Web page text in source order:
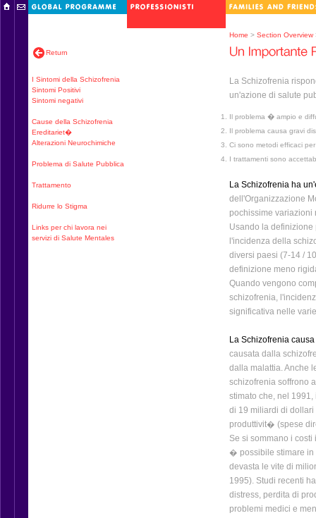
Home > Section Overview
Return
I Sintomi della Schizofrenia
Sintomi Positivi
Sintomi negativi
Cause della Schizofrenia
Ereditariet�
Alterazioni Neurochimiche
Problema di Salute Pubblica
Trattamento
Ridurre lo Stigma
Links per chi lavora nei
servizi di Salute Mentales
La Schizofrenia
un'azione di salute
Il problema � ampio e
Il problema causa gravi
Ci sono metodi efficaci
I trattamenti sono
La Schizofrenia ha
dell'Organizzazione
pochissime variazioni
Usando la
l'incidenza della
diversi paesi (7-14 /
definizione meno
Quando vengono
schizofrenia,
significativa nelle
La Schizofrenia
causata dalla
dalla malattia. Anche
schizofrenia soffrono
stimato che, nel
di 19 miliardi di
produttivit� (spese
Se si sommano i
� possibile stimare in
devasta le vite di
1995). Studi recenti
distress, perdita di
problemi medici e